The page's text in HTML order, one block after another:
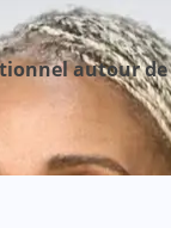
autour de